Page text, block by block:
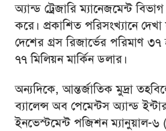
অ্যান্ড ট্রেজারি ম্যানেজমেন্ট
করে। প্রকাশিত পরিসংখ্যানে দেখা
দেশের গ্রস রিজার্ভের পরিমাণ
৭৭ মিলিয়ন মার্কিন ডলার।
অন্যদিকে, আন্তর্জাতিক মুদ্রা
ব্যালেন্স অব পেমেন্টস অ্যান্ড
ইনভেস্টমেন্ট পজিশন ম্যানুয়াল-৬